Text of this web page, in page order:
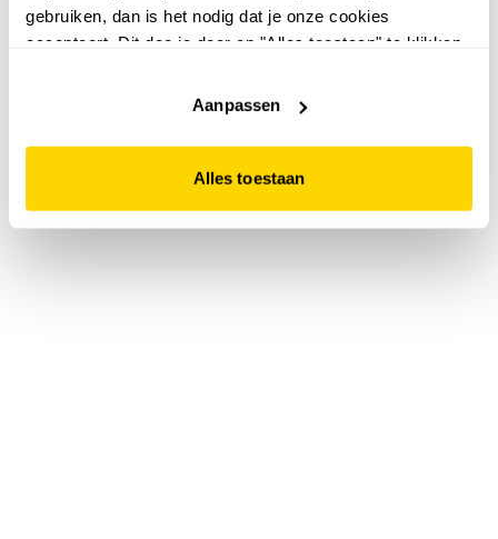
gebruiken, dan is het nodig dat je onze cookies
accepteert. Dit doe je door op "Alles toestaan" te klikken.
website niet optimaal functioneert.
Aanpassen
Alles toestaan